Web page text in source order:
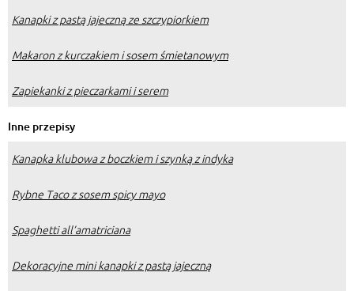
Kanapki z pastą jajeczną ze szczypiorkiem
Makaron z kurczakiem i sosem śmietanowym
Zapiekanki z pieczarkami i serem
Inne przepisy
Kanapka klubowa z boczkiem i szynką z indyka
Rybne Taco z sosem spicy mayo
Spaghetti all’amatriciana
Dekoracyjne mini kanapki z pastą jajeczną